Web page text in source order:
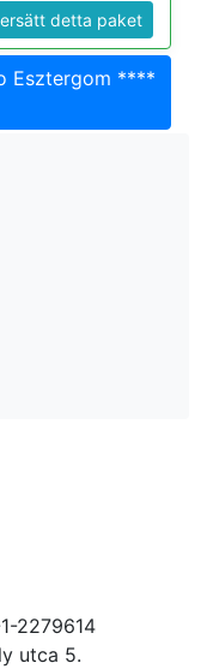
detta paket
Esztergom ****
2279614
utca 5.